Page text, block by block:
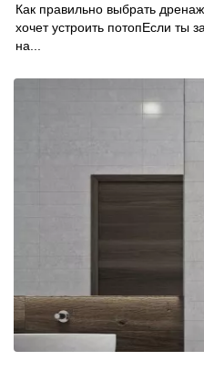
Как правильно выбрать
хочет устроить потопЕсли ты
на...